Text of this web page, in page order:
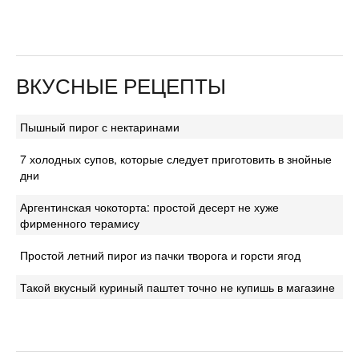
ВКУСНЫЕ РЕЦЕПТЫ
Пышный пирог с нектаринами
7 холодных супов, которые следует приготовить в знойные
дни
Аргентинская чокоторта: простой десерт не хуже
фирменного терамису
Простой летний пирог из пачки творога и горсти ягод
Такой вкусный куриный паштет точно не купишь в магазине